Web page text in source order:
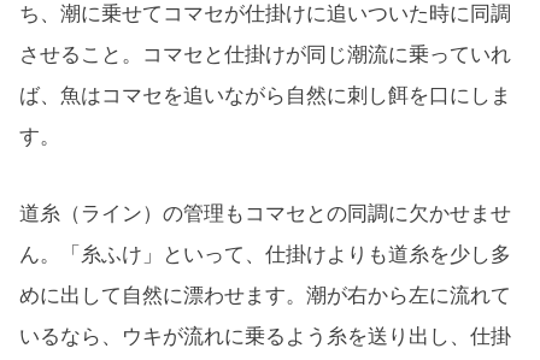
ち、潮に乗せてコマセが仕掛けに追いついた時に同調
させること。コマセと仕掛けが同じ潮流に乗っていれ
ば、魚はコマセを追いながら自然に刺し餌を口にしま
す。
道糸（ライン）の管理もコマセとの同調に欠かせませ
ん。「糸ふけ」といって、仕掛けよりも道糸を少し多
めに出して自然に漂わせます。潮が右から左に流れて
いるなら、ウキが流れに乗るよう糸を送り出し、仕掛